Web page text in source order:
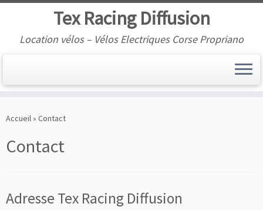
Tex Racing Diffusion
Location vélos – Vélos Electriques Corse Propriano
Accueil» Contact
Contact
Adresse Tex Racing Diffusion